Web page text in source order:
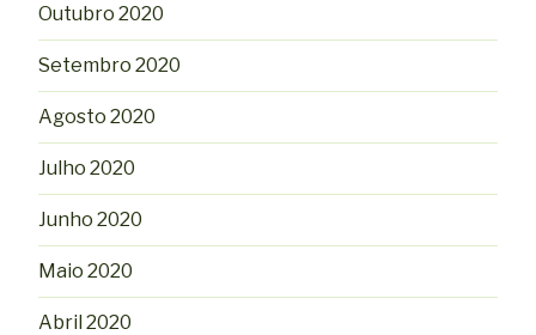
Outubro 2020
Setembro 2020
Agosto 2020
Julho 2020
Junho 2020
Maio 2020
Abril 2020